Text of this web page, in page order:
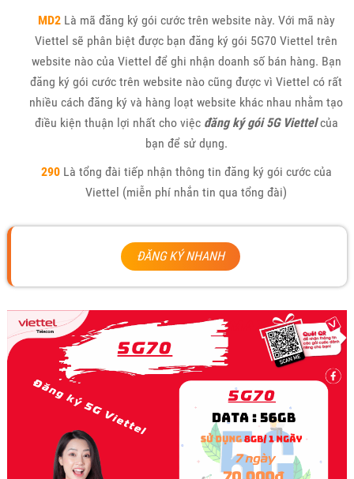
MD2 Là mã đăng ký gói cước trên website này. Với mã này
Viettel sẽ phân biệt được bạn đăng ký gói 5G70 Viettel trên
website nào của Viettel để ghi nhận doanh số bán hàng. Bạn
đăng ký gói cước trên website nào cũng được vì Viettel có rất
nhiều cách đăng ký và hàng loạt website khác nhau nhằm tạo
điều kiện thuận lợi nhất cho việc đăng ký gói 5G Viettelcủa
bạn để sử dụng.
290Là tổng đài tiếp nhận thông tin đăng ký gói cước của
Viettel (miễn phí nhắn tin qua tổng đài)
ĐĂNG KÝ NHANH